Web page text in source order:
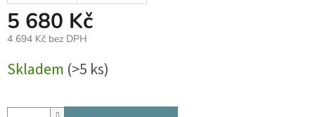
5 680 Kč
4 694 Kč bez DPH
cena:
Skladem (>5 ks)